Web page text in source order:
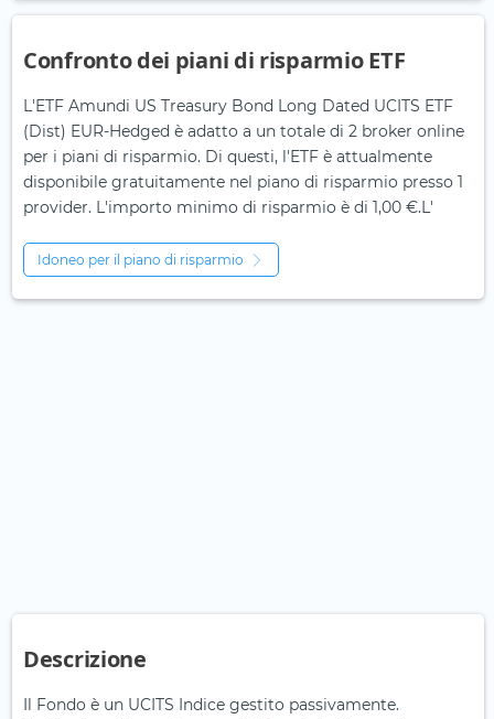
Confronto dei piani di risparmio ETF
L'ETF Amundi US Treasury Bond Long Dated UCITS ETF
(Dist) EUR-Hedged è adatto a un totale di 2 broker online
per i piani di risparmio. Di questi, l'ETF è attualmente
disponibile gratuitamente nel piano di risparmio presso 1
provider. L'importo minimo di risparmio è di 1,00 €.L'
Idoneo per il piano di risparmio
Descrizione
Il Fondo è un UCITS Indice gestito passivamente.